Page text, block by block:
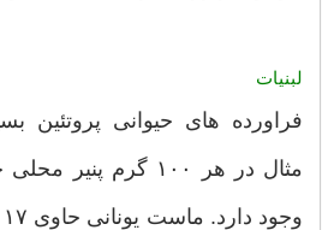
لبنیات
فراورده های حیوانی پروتئین